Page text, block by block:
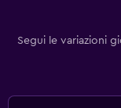
Segui le variazioni